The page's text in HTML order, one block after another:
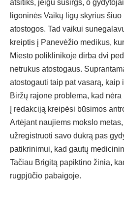
atsitiks, jeigu susirgs, o
ligoninės Vaikų ligų skyrius
atostogos. Tad vaikui
kreiptis į Panevėžio medikus,
Miesto poliklinikoje dirba dvi
netrukus atostogaus.
atostogauti taip pat vasarą, kaip
Biržų rajone problema, kad
Į redakciją kreipėsi būsimos
Artėjant naujiems mokslo
užregistruoti savo dukrą pas
patikrinimui, kad gautų
Tačiau Brigitą papiktino žinia,
rugpjūčio pabaigoje.